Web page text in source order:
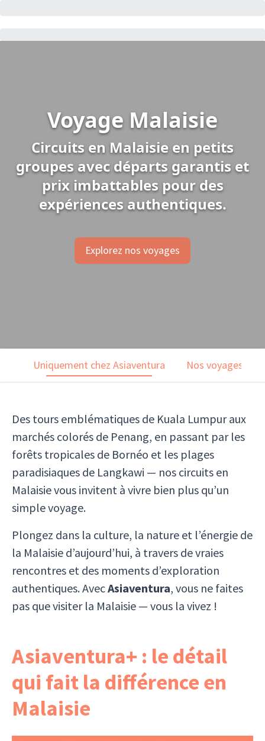
Voyage Malaisie
Circuits en Malaisie en petits
groupes avec départs garantis et
prix imbattables pour des
expériences authentiques.
Explorez nos voyages
Uniquement chez Asiaventura Nos voyages
Des tours emblématiques de Kuala Lumpur aux
marchés colorés de Penang, en passant par les
forêts tropicales de Bornéo et les plages
paradisiaques de Langkawi — nos circuits en
Malaisie vous invitent à vivre bien plus qu’un
simple voyage.
Plongez dans la culture, la nature et l’énergie de
la Malaisie d’aujourd’hui, à travers de vraies
rencontres et des moments d’exploration
authentiques. AvecAsiaventura, vous ne faites
pas que visiter la Malaisie — vous la vivez !
Asiaventura+ : le détail
qui fait la différence en
Malaisie